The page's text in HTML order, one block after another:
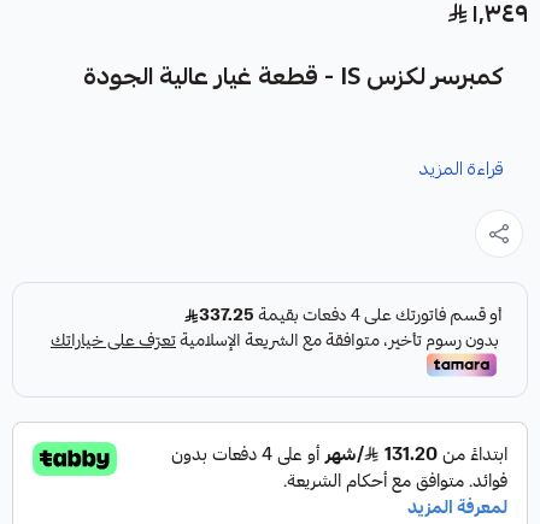
١٬٣٤٩
كمبرسر لكزس IS - قطعة غيار عالية الجودة
مصممة خصيصاً لضمان أداء تبريد مثالي لسيارتك.
مميزات المنتج:
✓من شركة HIGHROAD AUTO PARTS
✓صناعة أمريكية
قراءة المزيد